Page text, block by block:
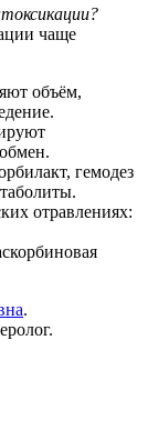
чаще
объём,
гемодез
отравлениях:
.